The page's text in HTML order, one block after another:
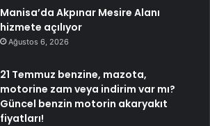
Manisa’da Akpınar Mesire Alanı
hizmete açılıyor
Ağustos 6, 2026
21 Temmuz benzine, mazota,
motorine zam veya indirim var mı?
Güncel benzin motorin akaryakıt
fiyatları!